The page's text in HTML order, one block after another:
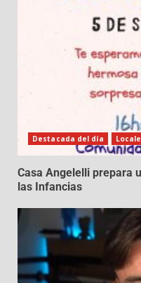
Destacada del día
Casa Angelelli prepara
las Infancias